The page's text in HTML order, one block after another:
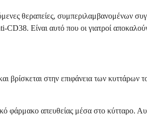
θεραπείες, συμπεριλαμβανομένων
Είναι αυτό που οι γιατροί
βρίσκεται στην επιφάνεια των
φάρμακο απευθείας μέσα στο κύτταρο.